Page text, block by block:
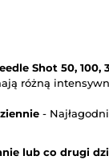
Shot 50, 100,
różną
-
lub co drugi